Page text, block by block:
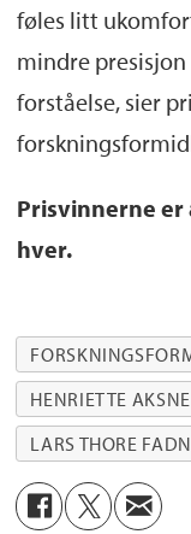
føles litt
mindre
forståelse, sier
Prisvinnerne
hver.
HENRIETTE
LARS THORE